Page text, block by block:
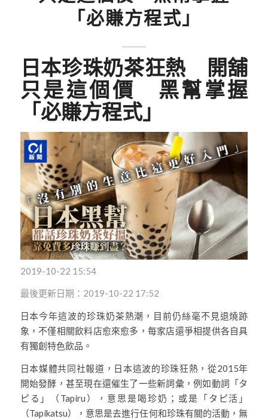
「必賺方程式」
日本珍珠奶茶狂熱 開舖
只是這個價 黑幫掌握
「必賺方程式」
2019-10-22 15:54
最後更新日期： 2019-10-22 17:52
日本今年這波的珍珠奶茶熱潮，目前仍絲毫不見退燒跡
象，不僅相關飲料店愈來愈多，每家店還爭相提供各自具
有獨創特色飲品。
日本媒體共同社報道，日本這波的珍珠狂熱，從2015年
開始發酵，甚至現在還催生了一些新詞彙，例如動詞「タ
ピる」（Tapiru），意思是喝珍奶；或是「タピ活」
（Tapikatsu），意思是去進行任何和珍珠有關的活動，無